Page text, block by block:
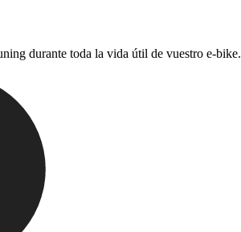
durante toda la vida útil de vuestro e-bike.